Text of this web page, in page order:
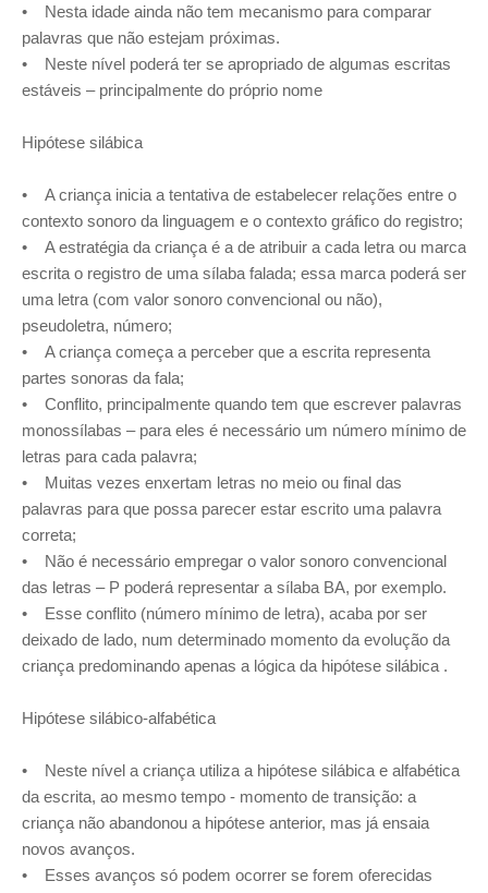
• Nesta idade ainda não tem mecanismo para comparar
palavras que não estejam próximas.
• Neste nível poderá ter se apropriado de algumas escritas
estáveis – principalmente do próprio nome
Hipótese silábica
• A criança inicia a tentativa de estabelecer relações entre o
contexto sonoro da linguagem e o contexto gráfico do registro;
• A estratégia da criança é a de atribuir a cada letra ou marca
escrita o registro de uma sílaba falada; essa marca poderá ser
uma letra (com valor sonoro convencional ou não),
pseudoletra, número;
• A criança começa a perceber que a escrita representa
partes sonoras da fala;
• Conflito, principalmente quando tem que escrever palavras
monossílabas – para eles é necessário um número mínimo de
letras para cada palavra;
• Muitas vezes enxertam letras no meio ou final das
palavras para que possa parecer estar escrito uma palavra
correta;
• Não é necessário empregar o valor sonoro convencional
das letras – P poderá representar a sílaba BA, por exemplo.
• Esse conflito (número mínimo de letra), acaba por ser
deixado de lado, num determinado momento da evolução da
criança predominando apenas a lógica da hipótese silábica .
Hipótese silábico-alfabética
• Neste nível a criança utiliza a hipótese silábica e alfabética
da escrita, ao mesmo tempo - momento de transição: a
criança não abandonou a hipótese anterior, mas já ensaia
novos avanços.
• Esses avanços só podem ocorrer se forem oferecidas